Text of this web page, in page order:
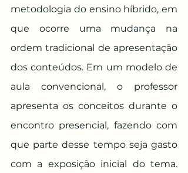
metodologia do ensino híbrido, em
que ocorre uma mudança na
ordem tradicional de apresentação
dos conteúdos. Em um modelo de
aula convencional, o professor
apresenta os conceitos durante o
encontro presencial, fazendo com
que parte desse tempo seja gasto
com a exposição inicial do tema.